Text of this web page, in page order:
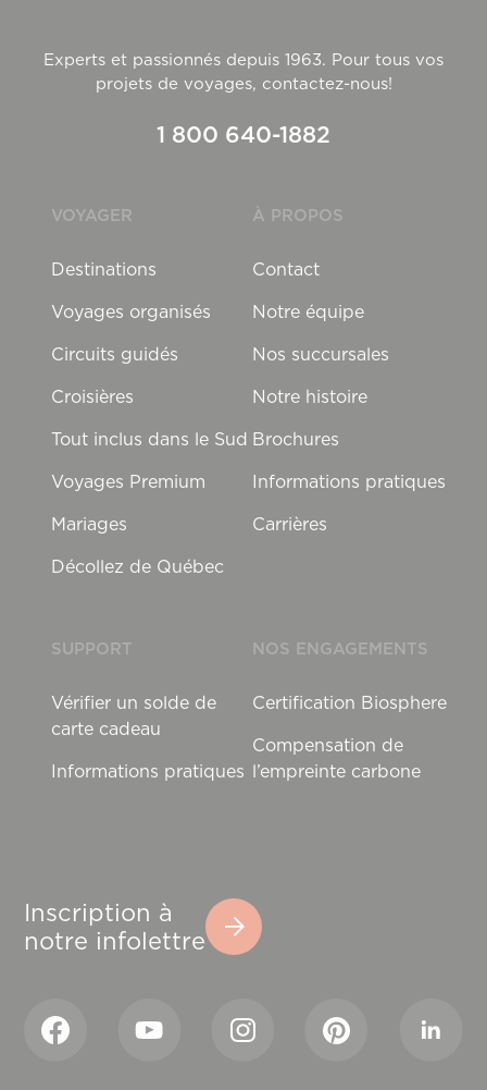
Experts et passionnés depuis 1963. Pour tous vos
projets de voyages, contactez-nous!
1 800 640-1882
VOYAGER
Destinations
Voyages organisés
Circuits guidés
Croisières
Tout inclus dans le Sud
Voyages Premium
Mariages
Décollez de Québec
À PROPOS
Contact
Notre équipe
Nos succursales
Notre histoire
Brochures
Informations pratiques
Carrières
SUPPORT
Vérifier un solde de
carte cadeau
Informations pratiques
NOS ENGAGEMENTS
Certification Biosphere
Compensation de
l’empreinte carbone
Inscription à
notre infolettre